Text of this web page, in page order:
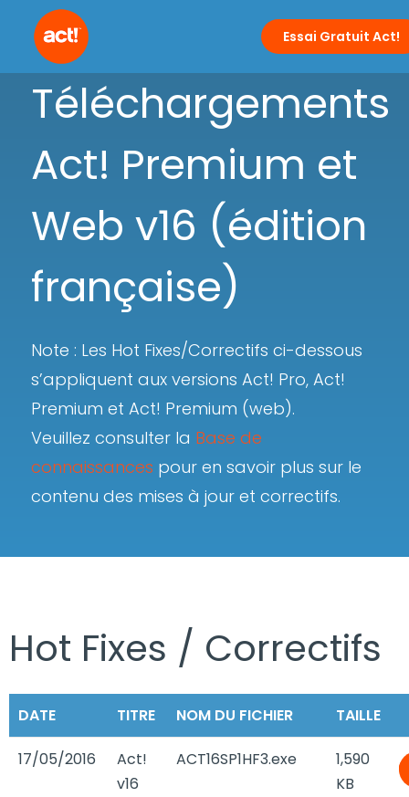
Essai Gratuit Act!
Téléchargements
Act! Premium et
Web v16 (édition
française)
Note : Les Hot Fixes/Correctifs ci-dessous
s’appliquent aux versions Act! Pro, Act!
Premium et Act! Premium (web).
Veuillez consulter la Base de
connaissances pour en savoir plus sur le
contenu des mises à jour et correctifs.
Hot Fixes / Correctifs
DATE TITRE NOM DU FICHIER TAILLE
17/05/2016
Act!
v16
ACT16SP1HF3.exe
1,590
KB